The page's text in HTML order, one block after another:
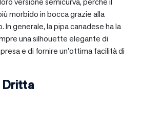
morbido in bocca grazie alla
In generale, la pipa canadese ha la
una silhouette elegante di
e di fornire un’ottima facilità di
Dritta